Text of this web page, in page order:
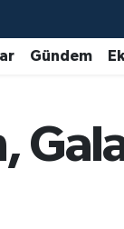
Gündem